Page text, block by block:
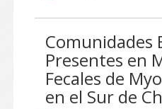
Comunidades
Presentes en
Fecales de
en el Sur de